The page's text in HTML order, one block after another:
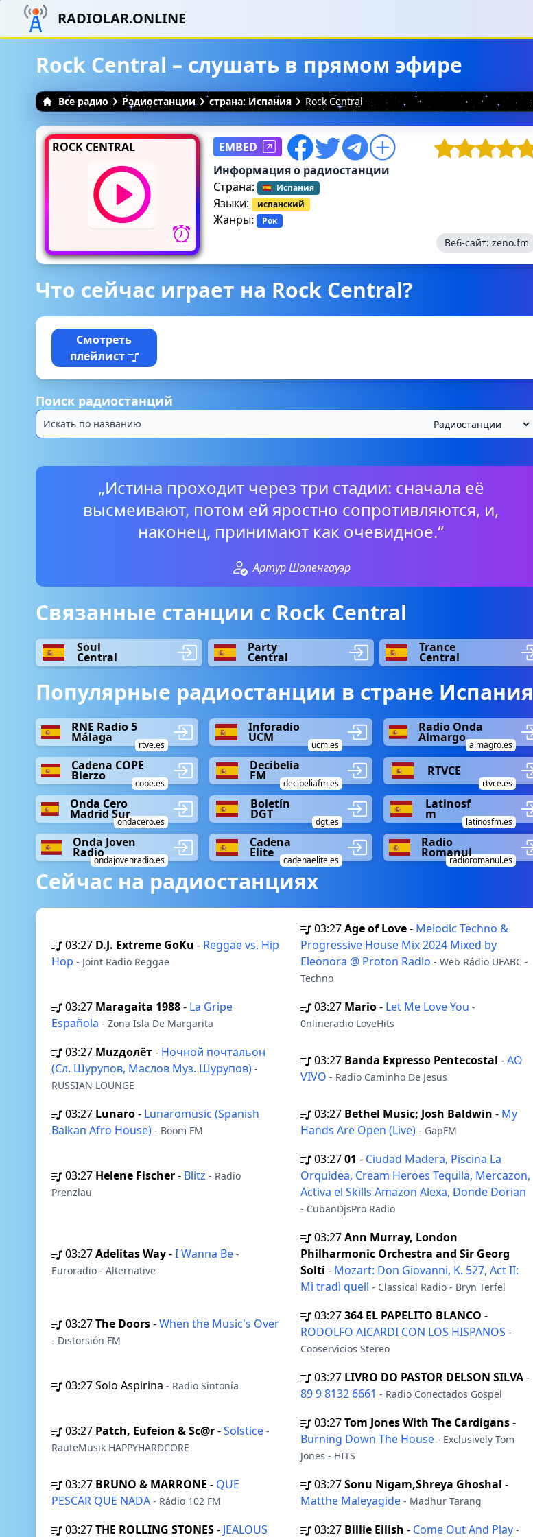
RADIOLAR.ONLINE
Rock Central – слушать в прямом эфире
Все радио Радиостанции страна: Испания Rock Central
ROCK CENTRAL
EMBED
Информация о радиостанции
Страна:
Испания
Языки: испанский
Жанры: Рок
Веб-сайт: zeno.fm
Что сейчас играет на Rock Central?
Смотреть
плейлист
Поиск радиостанций
„Истина проходит через три стадии: сначала её
высмеивают, потом ей яростно сопротивляются, и,
наконец, принимают как очевидное.“
Артур Шопенгауэр
Связанные станции с Rock Central
Soul
Central
Party
Central
Trance
Central
Популярные радиостанции в стране Испания
RNE Radio 5
Málaga
rtve.es
Inforadio
UCM
ucm.es
Radio Onda
Almargo
almagro.es
Cadena COPE
Bierzo
cope.es
Decibelia
FM
decibeliafm.es
RTVCE
rtvce.es
Onda Cero
Madrid Sur
ondacero.es
Boletín
DGT
dgt.es
Latinosf
m
latinosfm.es
Onda Joven
Radio
ondajovenradio.es
Cadena
Elite
cadenaelite.es
Radio
Romanul
radioromanul.es
Сейчас на радиостанциях
03:27 D.J. Extreme GoKu - Reggae vs. Hip
Hop - Joint Radio Reggae
03:27Age of Love- Melodic Techno &
Progressive House Mix 2024 Mixed by
Eleonora @ Proton Radio - Web Rádio UFABC -
Techno
03:27 Maragaita 1988- La Gripe
Española - Zona Isla De Margarita
03:27 Mario- Let Me Love You -
0nlineradio LoveHits
03:27 Muzдолёт- Ночной почтальон
(Сл. Шурупов, Маслов Муз. Шурупов) -
RUSSIAN LOUNGE
03:27 Banda Expresso Pentecostal -AO
VIVO - Radio Caminho De Jesus
03:27 Lunaro- Lunaromusic (Spanish
Balkan Afro House) - Boom FM
03:27 Bethel Music; Josh Baldwin - My
Hands Are Open (Live) - GapFM
03:27 Helene Fischer- Blitz - Radio
Prenzlau
03:2701 - Ciudad Madera, Piscina La
Orquidea, Cream Heroes Tequila, Mercazon,
Activa el Skills Amazon Alexa, Donde Dorian
- CubanDjsPro Radio
03:27Adelitas Way-I Wanna Be -
Euroradio - Alternative
03:27Ann Murray, London
Philharmonic Orchestra and Sir Georg
Solti - Mozart: Don Giovanni, K. 527, Act II:
Mi tradì quell - Classical Radio - Bryn Terfel
03:27The Doors-When the Music's Over
- Distorsión FM
03:27364 EL PAPELITO BLANCO -
RODOLFO AICARDI CON LOS HISPANOS -
Cooservicios Stereo
03:27Solo Aspirina - Radio Sintonía
03:27 LIVRO DO PASTOR DELSON SILVA-
89 9 8132 6661 - Radio Conectados Gospel
03:27 Patch, Eufeion & Sc@r-Solstice -
RauteMusik HAPPYHARDCORE
03:27Tom Jones With The Cardigans-
Burning Down The House - Exclusively Tom
Jones - HITS
03:27 BRUNO & MARRONE - QUE
PESCAR QUE NADA - Rádio 102 FM
03:27Sonu Nigam,Shreya Ghoshal -
Matthe Maleyagide - Madhur Tarang
03:27THE ROLLING STONES- JEALOUS 03:27 Billie Eilish - Come Out And Play -